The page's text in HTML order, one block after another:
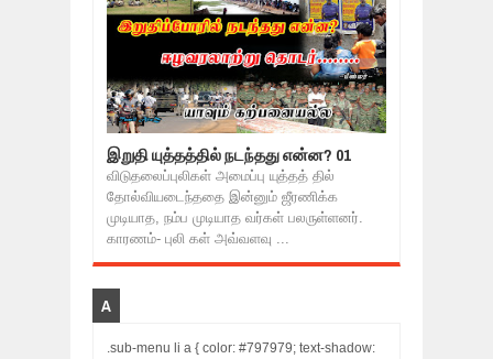
இறுதி யுத்தத்தில் நடந்தது என்ன? 01
விடுதலைப்புலிகள் அமைப்பு யுத்தத் தில்
தோல்வியடைந்ததை இன்னும் ஜீரணிக்க
முடியாத, நம்ப முடியாத வர்கள் பலருள்ளனர்.
காரணம்- புலி கள் அவ்வளவு ...
A
.sub-menu li a { color: #797979; text-shadow: